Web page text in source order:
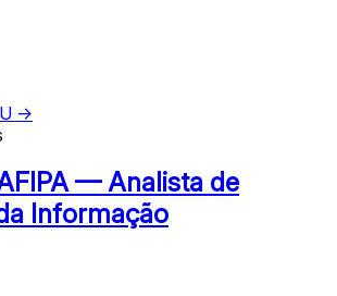
→
— Analista de
Informação